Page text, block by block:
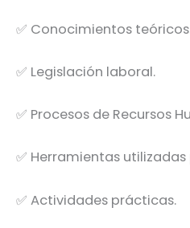
✅ Conocimientos
✅ Legislación laboral.
✅ Procesos de Recursos
✅ Herramientas
✅ Actividades prácticas.